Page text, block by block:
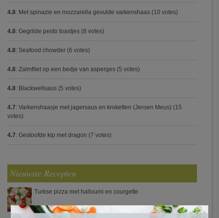
4.8: Met spinazie en mozzarella gevulde varkenshaas (10 votes)
4.8: Gegrilde pesto toastjes (8 votes)
4.8: Seafood chowder (6 votes)
4.8: Zalmfilet op een bedje van asperges (5 votes)
4.8: Blackwellsaus (5 votes)
4.7: Varkenshaasje met jagersaus en kroketten (Jeroen Meus) (15
votes)
4.7: Gestoofde kip met dragon (7 votes)
Nieuwste Recepten
Turkse pizza met halloumi en courgette
×